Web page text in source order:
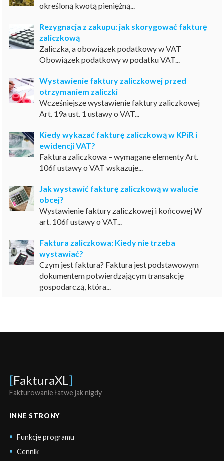
określoną kwotą pieniężną...
Rezygnacja z zakupu: jak skorygować fakturę
zaliczkową
Zaliczka, a obowiązek podatkowy w VAT
Obowiązek podatkowy w podatku VAT...
Wystawienie faktury zaliczkowej przed
otrzymaniem zaliczki
Wcześniejsze wystawienie faktury zaliczkowej
Art. 19a ust. 1 ustawy o VAT...
Kiedy wykazać fakturę zaliczkową w KPiR i
ewidencji VAT?
Faktura zaliczkowa – wymagane elementy Art.
106f ustawy o VAT wskazuje...
Jak wystawić fakturę zaliczkową w walucie
obcej?
Wystawienie faktury zaliczkowej i końcowej W
art. 106f ustawy o VAT...
Faktura zaliczkowa: Kiedy nie trzeba
wystawiać?
Czym jest faktura? Faktura jest podstawowym
dokumentem potwierdzającym transakcję
gospodarczą, która...
[FakturaXL ]
Fakturowanie łatwe jak nigdy
INNE STRONY
Funkcje programu
Cennik